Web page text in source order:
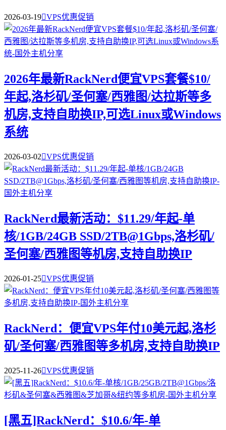
2026-03-19VPS优惠促销
2026年最新RackNerd便宜VPS套餐$10/
年起,洛杉矶/圣何塞/西雅图/达拉斯等多
机房,支持自助换IP,可选Linux或Windows
系统
2026-03-02VPS优惠促销
RackNerd最新活动：$11.29/年起-单
核/1GB/24GB SSD/2TB@1Gbps,洛杉矶/
圣何塞/西雅图等机房,支持自助换IP
2026-01-25VPS优惠促销
RackNerd：便宜VPS年付10美元起,洛杉
矶/圣何塞/西雅图等多机房,支持自助换IP
2025-11-26VPS优惠促销
[黑五]RackNerd：$10.6/年-单